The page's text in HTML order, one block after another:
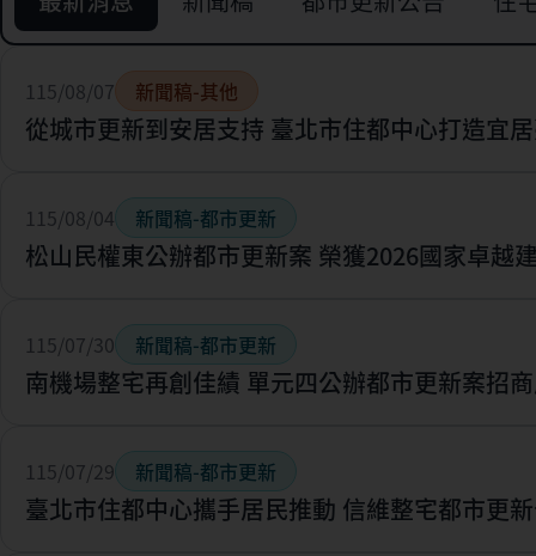
115/08/07 新聞稿-其他
從城市更新到安居支持 臺北市住都中心打造宜
115/08/04 新聞稿-都市更新
松山民權東公辦都市更新案 榮獲2026國家卓越
115/07/30 新聞稿-都市更新
南機場整宅再創佳績 單元四公辦都市更新案招
115/07/29 新聞稿-都市更新
臺北市住都中心攜手居民推動 信維整